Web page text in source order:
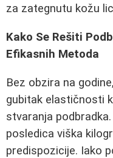
za zategnutu kožu
Kako Se Rešiti
Efikasnih Metoda
Bez obzira na
gubitak elastičnosti
stvaranja
posledica viška
predispozicije. Iako